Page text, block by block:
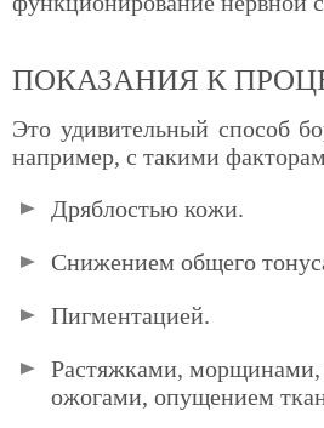
ПОКАЗАНИЯ К
Это удивительный способ
например, с такими
Дряблостью кожи.
Снижением общего
Пигментацией.
Растяжками,
ожогами, опущением